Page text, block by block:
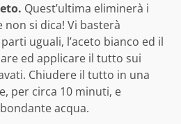
Quest’ultima eliminerà i
si dica! Vi basterà
uguali, l’aceto bianco ed il
ed applicare il tutto sui
Chiudere il tutto in una
per circa 10 minuti, e
acqua.